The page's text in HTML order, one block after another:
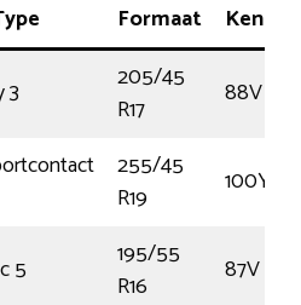
Formaat
3
205/45
R17
88V
255/45
R19
100Y
5
195/55
R16
87V